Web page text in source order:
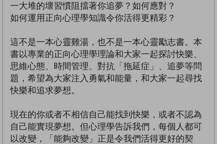
一大堆的壞習慣阻擋著你追夢？如何應對？
如何運用正向心理學知識令你活得更精彩？
這不是一本心靈雞湯，也不是一本心靈勵志書。本
書以專業的正向心理學理論和大家一起探討快樂、
思維心態、時間管理、對抗「拖延症」、追夢等問
題，希望為大家注入勇氣和能量，和大家一起尋找
快樂和追求夢想。
現在的你或者不相信自己能找到快樂，或者不認為
自己能實現夢想。但心理學告訴我們，每個人都可
以改變，「能夠改變」正是令我們活得更好的契